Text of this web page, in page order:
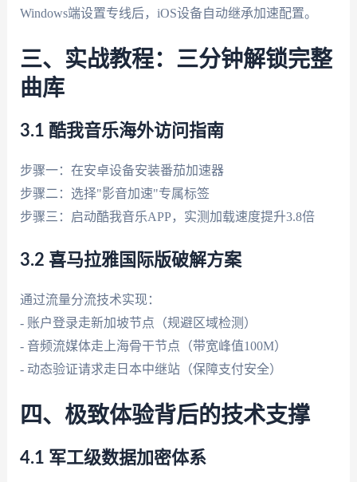
Windows端设置专线后，iOS设备自动继承加速配置。
三、实战教程：三分钟解锁完整
曲库
3.1 酷我音乐海外访问指南
步骤一：在安卓设备安装番茄加速器
步骤二：选择"影音加速"专属标签
步骤三：启动酷我音乐APP，实测加载速度提升3.8倍
3.2 喜马拉雅国际版破解方案
通过流量分流技术实现：
- 账户登录走新加坡节点（规避区域检测）
- 音频流媒体走上海骨干节点（带宽峰值100M）
- 动态验证请求走日本中继站（保障支付安全）
四、极致体验背后的技术支撑
4.1 军工级数据加密体系